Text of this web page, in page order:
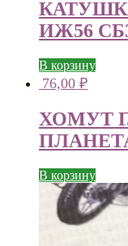
ИЖ56
В корзину
76,00 ₽
ХОМУТ
В корзину